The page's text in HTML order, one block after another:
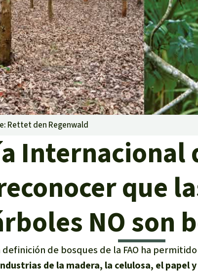
de palma
Industriales
y niños
Rettet den Regenwald
Internacional
que
NO son
definición de bosques de la FAO ha
de la madera, la celulosa, el papel